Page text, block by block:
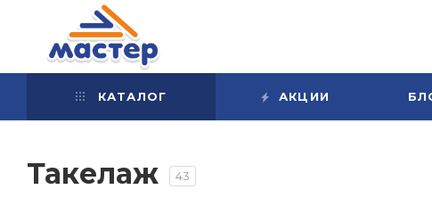
КАТАЛОГ АКЦИИ
Такелаж 43